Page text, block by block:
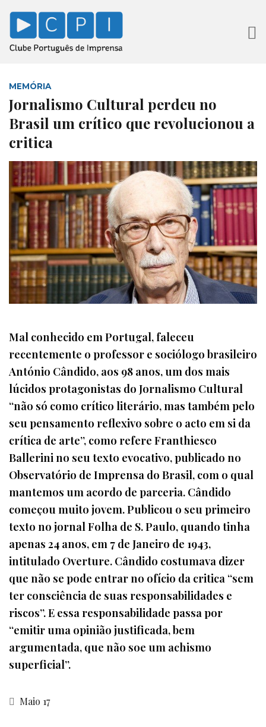
MEMÓRIA
Jornalismo Cultural perdeu no
Brasil um crítico que revolucionou a
critica
Mal conhecido em Portugal, faleceu
recentemente o professor e sociólogo brasileiro
António Cândido, aos 98 anos, um dos mais
lúcidos protagonistas do Jornalismo Cultural
“não só como crítico literário, mas também pelo
seu pensamento reflexivo sobre o acto em si da
crítica de arte”, como refere Franthiesco
Ballerini no seu texto evocativo, publicado no
Observatório de Imprensa do Brasil, com o qual
mantemos um acordo de parceria. Cândido
começou muito jovem. Publicou o seu primeiro
texto no jornal Folha de S. Paulo, quando tinha
apenas 24 anos, em 7 de Janeiro de 1943,
intitulado Overture. Cândido costumava dizer
que não se pode entrar no ofício da critica “sem
ter consciência de suas responsabilidades e
riscos”. E essa responsabilidade passa por
“emitir uma opinião justificada, bem
argumentada, que não soe um achismo
superficial”.
Maio 17